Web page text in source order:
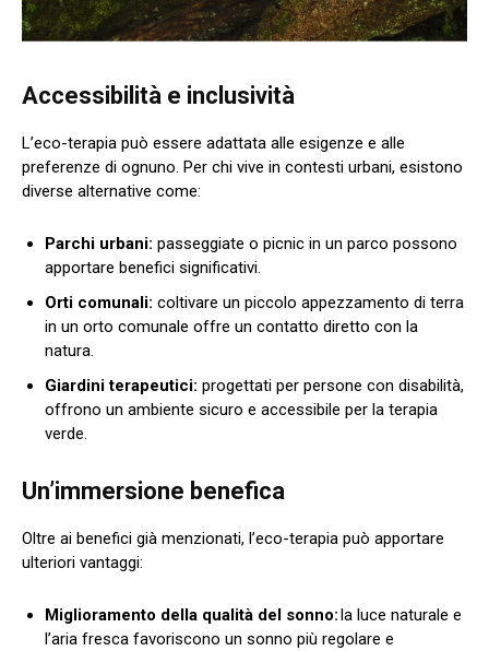
Accessibilità e inclusività
L’eco-terapia può essere adattata alle esigenze e alle
preferenze di ognuno. Per chi vive in contesti urbani, esistono
diverse alternative come:
Parchi urbani: passeggiate o picnic in un parco possono
apportare benefici significativi.
Orti comunali: coltivare un piccolo appezzamento di terra
in un orto comunale offre un contatto diretto con la
natura.
Giardini terapeutici: progettati per persone con disabilità,
offrono un ambiente sicuro e accessibile per la terapia
verde.
Un’immersione benefica
Oltre ai benefici già menzionati, l’eco-terapia può apportare
ulteriori vantaggi:
Miglioramento della qualità del sonno:la luce naturale e
l’aria fresca favoriscono un sonno più regolare e